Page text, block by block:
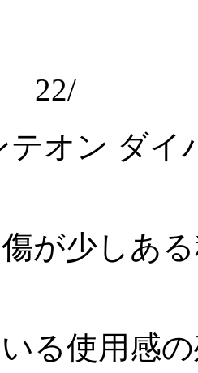
22/
テオン ダイ
が少しあ
る使用感